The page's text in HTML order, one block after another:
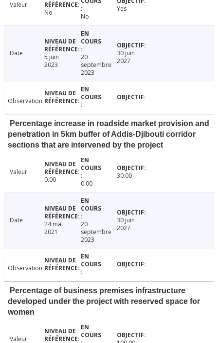
Valeur
No
No
Yes
Date
5 juin
2023
20
septembre
2023
30 juin
2027
Observation
Percentage increase in roadside market provision and
penetration in 5km buffer of Addis-Djibouti corridor
sections that are intervened by the project
Valeur
0.00
0.00
30.00
Date
24 mai
2021
20
septembre
2023
30 juin
2027
Observation
Percentage of business premises infrastructure
developed under the project with reserved space for
women
Valeur